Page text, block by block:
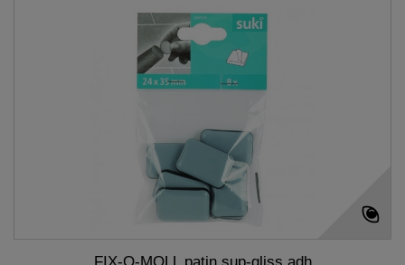
FIX-O-MOLL patin sup-gliss adh